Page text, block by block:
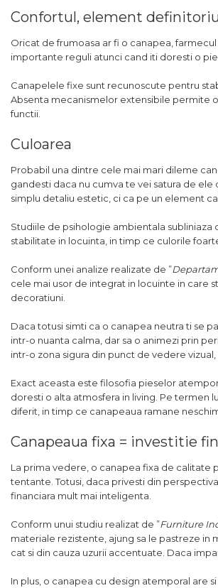
Confortul, element
Oricat de frumoasa ar fi o canapea,
importante reguli atunci cand iti doresti o
Canapelele fixe sunt recunoscute pentru
Absenta mecanismelor extensibile permite
functii.
Culoarea
Probabil una dintre cele mai mari dileme
gandesti daca nu cumva te vei satura de
simplu detaliu estetic, ci ca pe un element
Studiile de psihologie ambientala
stabilitate in locuinta, in timp ce culorile
Conform unei analize realizate de ”
cele mai usor de integrat in locuinte in care
decoratiuni.
Daca totusi simti ca o canapea neutra ti se
intr-o nuanta calma, dar sa o animezi prin
intr-o zona sigura din punct de vedere
Exact aceasta este filosofia pieselor
doresti o alta atmosfera in living. Pe termen
diferit, in timp ce canapeaua ramane
Canapeaua fixa = investitie
La prima vedere, o canapea fixa de calitate
tentante. Totusi, daca privesti din
financiara mult mai inteligenta.
Conform unui studiu realizat de ”Furniture
materiale rezistente, ajung sa le pastreze in
cat si din cauza uzurii accentuate. Daca
In plus, o canapea cu design atemporal are